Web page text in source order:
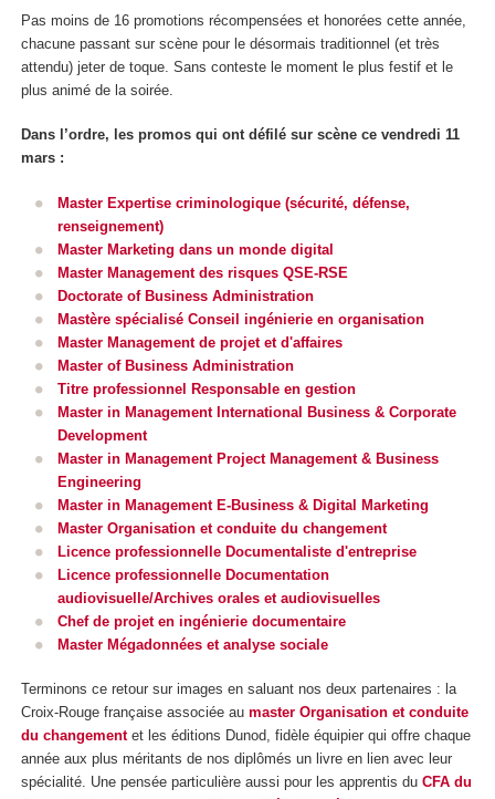
Pas moins de 16 promotions récompensées et honorées cette année,
chacune passant sur scène pour le désormais traditionnel (et très
attendu) jeter de toque. Sans conteste le moment le plus festif et le
plus animé de la soirée.
Dans l’ordre, les promos qui ont défilé sur scène ce vendredi 11
mars :
Master Expertise criminologique (sécurité, défense,
renseignement)
Master Marketing dans un monde digital
Master Management des risques QSE-RSE
Doctorate of Business Administration
Mastère spécialisé Conseil ingénierie en organisation
Master Management de projet et d'affaires
Master of Business Administration
Titre professionnel Responsable en gestion
Master in Management International Business & Corporate
Development
Master in Management Project Management & Business
Engineering
Master in Management E-Business & Digital Marketing
Master Organisation et conduite du changement
Licence professionnelle Documentaliste d'entreprise
Licence professionnelle Documentation
audiovisuelle/Archives orales et audiovisuelles
Chef de projet en ingénierie documentaire
Master Mégadonnées et analyse sociale
Terminons ce retour sur images en saluant nos deux partenaires : la
Croix-Rouge française associée au master Organisation et conduite
du changementet les éditions Dunod, fidèle équipier qui offre chaque
année aux plus méritants de nos diplômés un livre en lien avec leur
spécialité. Une pensée particulière aussi pour les apprentis du CFA du